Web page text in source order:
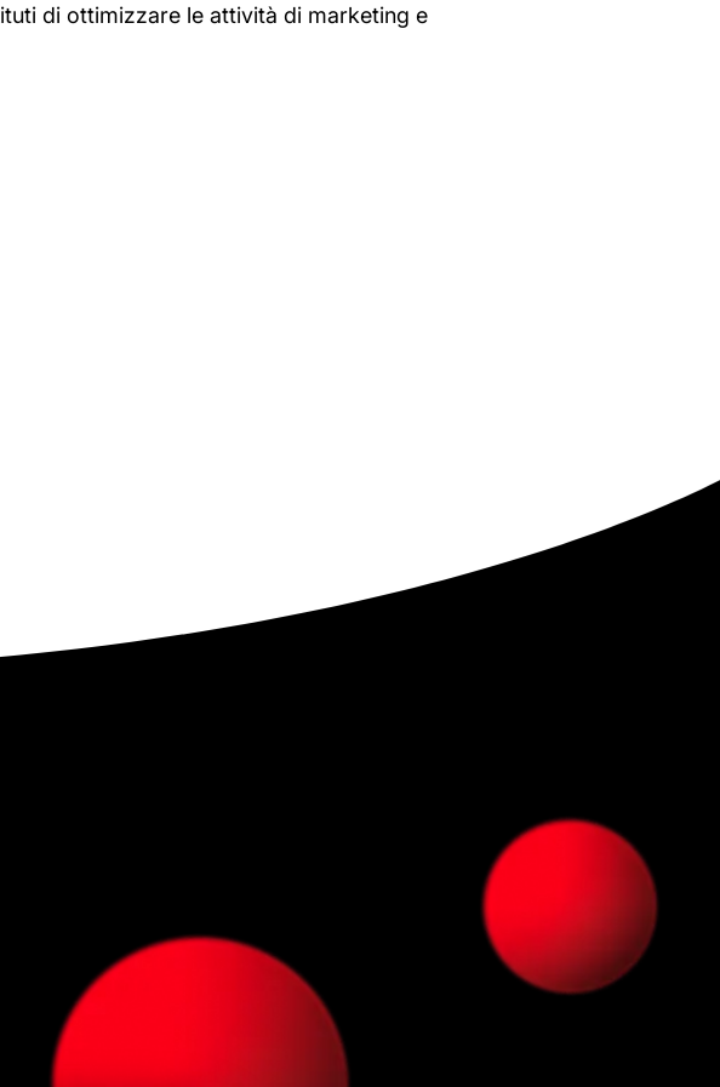
di ottimizzare le attività di marketing e